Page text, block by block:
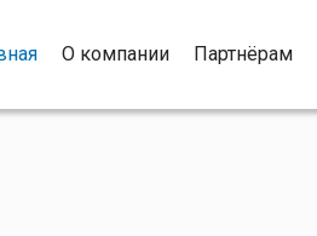
О компании Партнёрам